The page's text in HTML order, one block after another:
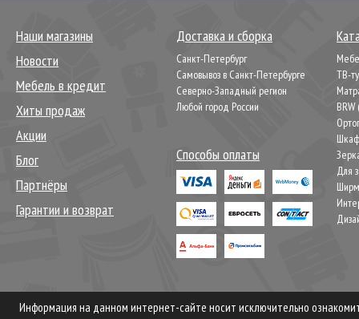
Наши магазины
Новости
Мебель в кредит
Хиты продаж
Акции
Блог
Партнёры
Гарантии и возврат
Доставка и сборка
Санкт-Петербург
Самовывоз в Санкт-Петербурге
Северно-Западный регион
Любой город России
Способы оплаты
ТВ-
Для
Информация на данном интернет-сайте носит исключительно